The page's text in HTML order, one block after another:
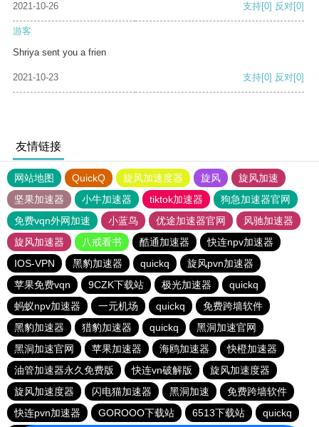
2021-10-26 支持[0] 反对[0]
游客
Shriya sent you a frien
2021-10-23 支持[0] 反对[0]
友情链接
网站地图 QuickQ 旋风加速度器 旋风
旋风加速
坚果加速器
小牛加速器 tiktok加速器
狗急加速器官网
免费vqn外网加速
小蓝鸟 优途加速器官网
风驰加速器
旋风加速器
八戒看书 酷通加速器
快连npv加速器
IOS-VPN
黑豹加速器 quickq
旋风pvn加速器
苹果免费vqn
9CZK下载站 极光加速器
quickq
蚂蚁npv加速器
一元机场 quickq
免费跨墙软件
黑豹加速器
猎豹加速器 quickq
黑洞加速官网
黑洞加速官网
苹果加速器 海鸥加速器
快橙加速器
油管加速器永久免费版
快连vn破解版
旋风加速度器
旋风加速度器
闪电猫加速器 黑洞加速
免费跨墙软件
快连pvn加速器
GOROOO下载站 6513下载站 quickq